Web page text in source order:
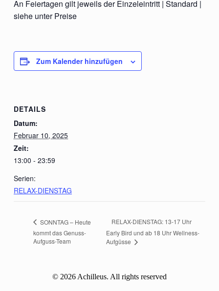
An Feiertagen gilt jeweils der Einzeleintritt | Standard |
siehe unter Preise
Zum Kalender hinzufügen
DETAILS
Datum:
Februar 10, 2025
Zeit:
13:00 - 23:59
Serien:
RELAX-DIENSTAG
SONNTAG – Heute
kommt das Genuss-
Aufguss-Team
RELAX-DIENSTAG: 13-17 Uhr
Early Bird und ab 18 Uhr Wellness-
Aufgüsse
© 2026 Achilleus. All rights reserved